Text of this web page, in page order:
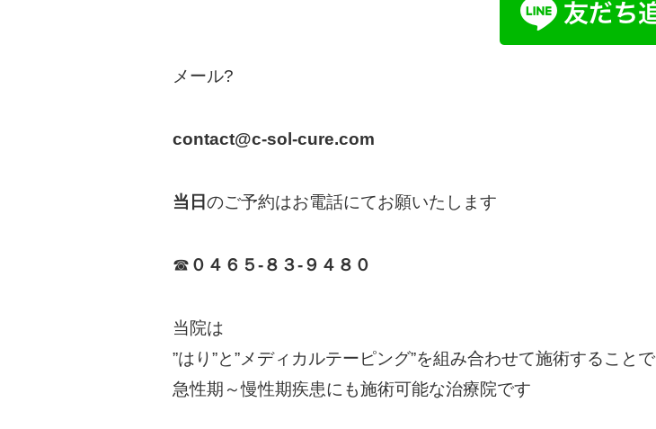
メール?
contact@c-sol-cure.com
当日のご予約はお電話にてお願いたします
☎︎ ０４６５-８３-９４８０
当院は
”はり”と”メディカルテーピング”を組み合わせて施術することで
急性期～慢性期疾患にも施術可能な治療院です